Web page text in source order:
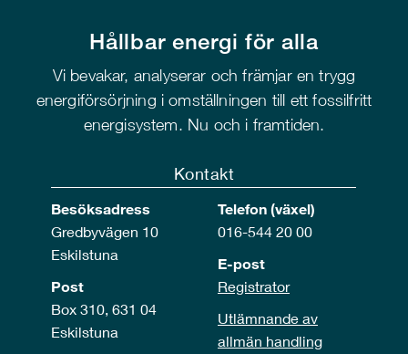
Hållbar energi för alla
Vi bevakar, analyserar och främjar en trygg
energiförsörjning i omställningen till ett fossilfritt
energisystem. Nu och i framtiden.
Kontakt
Besöksadress
Gredbyvägen 10
Eskilstuna
Post
Box 310, 631 04
Eskilstuna
Telefon (växel)
016-544 20 00
E-post
Registrator
Utlämnande av
allmän handling